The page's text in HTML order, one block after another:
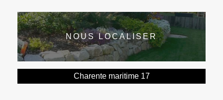
NOUS LOCALISER
Charente maritime 17